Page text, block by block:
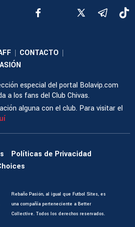
CONTACTO
especial del portal Bolavip.com
a los fans del Club Chivas.
alguna con el club. Para visitar el
Políticas de Privacidad
Rebaño Pasión, al igual que Futbol Sites, es
una compañía perteneciente a Better
Collective. Todos los derechos reservados.